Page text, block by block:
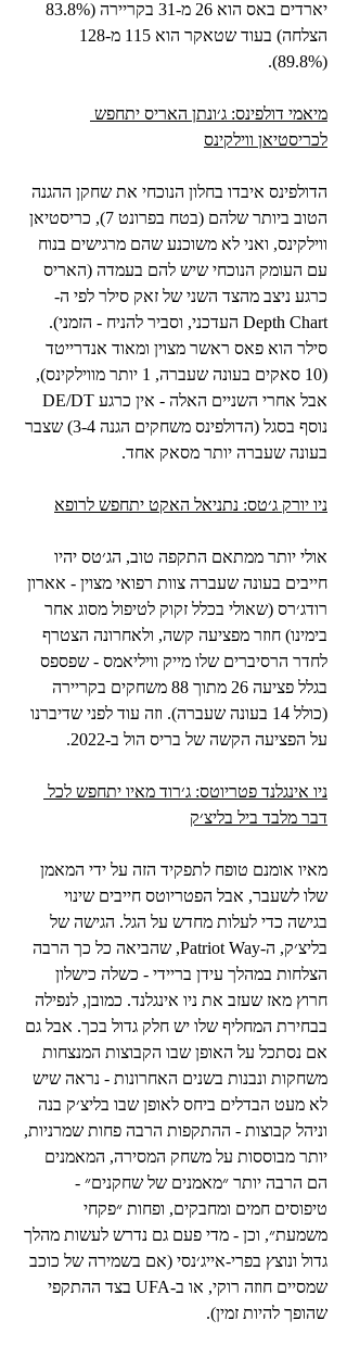
(89.8%).
מיאמי דולפינס: ג׳ונתן האריס יתחפש
לכריסטיאן ווילקינס
הדולפינס איבדו בחלון הנוכחי את שחקן ההגנה
הטוב ביותר שלהם (בטח בפרונט 7), כריסטיאן
ווילקינס, ואני לא משוכנע שהם מרגישים בנוח
עם העומק הנוכחי שיש להם בעמדה (האריס
כרגע ניצב מהצד השני של זאק סילר לפי ה-
Depth Chart העדכני, וסביר להניח - הזמני).
סילר הוא פאס ראשר מצוין ומאוד אנדרייטד
(10 סאקים בעונה שעברה, 1 יותר מווילקינס),
נוסף בסגל (הדולפינס משחקים הגנה 3-4) שצבר
בעונה שעברה יותר מסאק אחד.
ניו יורק ג׳טס: נתניאל האקט יתחפש לרופא
אולי יותר ממתאם התקפה טוב, הג׳טס יהיו
חייבים בעונה שעברה צוות רפואי מצוין - אארון
רודג׳רס (שאולי בכלל זקוק לטיפול מסוג אחר
בימינו) חוזר מפציעה קשה, ולאחרונה הצטרף
לחדר הרסיברים שלו מייק וויליאמס - שפספס
בגלל פציעה 26 מתוך 88 משחקים בקריירה
(כולל 14 בעונה שעברה). וזה עוד לפני שדיברנו
על הפציעה הקשה של בריס הול ב-2022.
ניו אינגלנד פטריוטס: ג׳רוד מאיו יתחפש לכל
דבר מלבד ביל בליצ׳ק
מאיו אומנם טופח לתפקיד הזה על ידי המאמן
שלו לשעבר, אבל הפטריוטס חייבים שינוי
בגישה כדי לעלות מחדש על הגל. הגישה של
בליצ׳ק, ה-Patriot Way, שהביאה כל כך הרבה
הצלחות במהלך עידן בריידי - כשלה כישלון
חרוץ מאז שעזב את ניו אינגלנד. כמובן, לנפילה
בבחירת המחליף שלו יש חלק גדול בכך. אבל גם
אם נסתכל על האופן שבו הקבוצות המנצחות
משחקות ונבנות בשנים האחרונות - נראה שיש
לא מעט הבדלים ביחס לאופן שבו בליצ׳ק בנה
וניהל קבוצות - ההתקפות הרבה פחות שמרניות,
יותר מבוססות על משחק המסירה, המאמנים
הם הרבה יותר ״מאמנים של שחקנים״ -
טיפוסים חמים ומחבקים, ופחות ״פקחי
משמעת״, וכן - מדי פעם גם נדרש לעשות מהלך
גדול ונוצץ בפרי-אייג׳נסי (אם בשמירה של כוכב
שמסיים חוזה רוקי, או ב-UFA בצד ההתקפי
שהופך להיות זמין).